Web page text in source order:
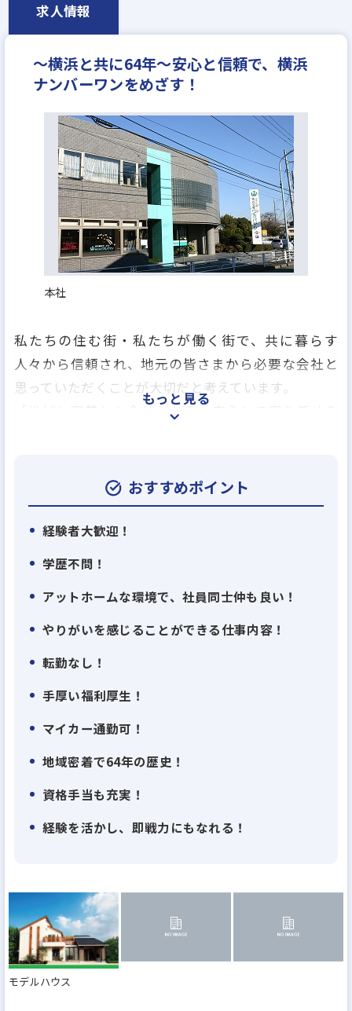
求人情報
〜横浜と共に64年〜安心と信頼で、横浜
ナンバーワンをめざす！
本社
私たちの住む街・私たちが働く街で、共に暮らす
人々から信頼され、地元の皆さまから必要な会社と
思っていただくことが大切だと考えています。
「地域に密着した会社だから、安心して家を任せら
ら、安心・信用が求められると思うのです。
大切にしているのは横浜、特に半径5km以内のお客
さまと深く付き合うこと。
の信頼を得ていきます。
今までに手掛けてきた、2030棟の新築住宅と1300世
帯のリフォーム。
さまからの紹介によるものです。
安心と信頼を積み重ねるための地域密着。
注文住宅の建築やリフォーム、不動産の売買仲介な
ど、住まいに関わるあらゆる事業を手がけるワカバ
横浜に根ざして創業から64年の歴史を誇ります。
もっと見る
おすすめポイント
経験者大歓迎！
学歴不問！
アットホームな環境で、社員同士仲も良い！
やりがいを感じることができる仕事内容！
転勤なし！
手厚い福利厚生！
マイカー通勤可！
地域密着で64年の歴史！
資格手当も充実！
経験を活かし、即戦力にもなれる！
モデルハウス